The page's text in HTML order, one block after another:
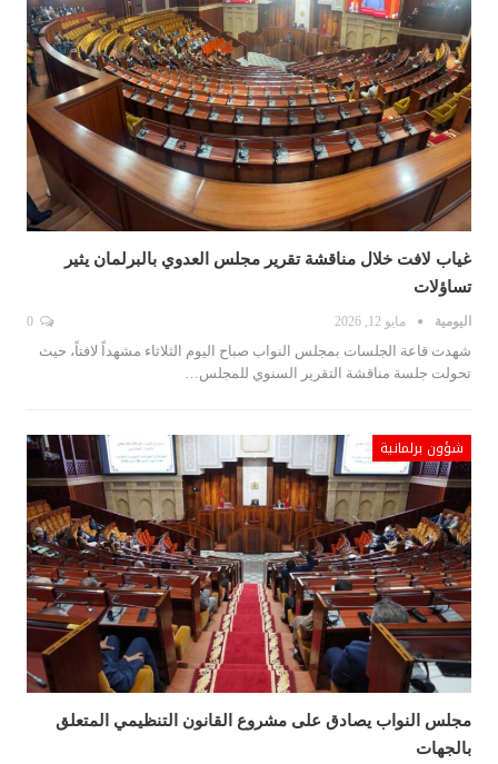
غياب لافت خلال مناقشة تقرير مجلس العدوي بالبرلمان يثير
تساؤلات
اليومية مايو 12, 2026
شهدت قاعة الجلسات بمجلس النواب صباح اليوم الثلاثاء مشهداً لافتاً، حيث
تحولت جلسة مناقشة التقرير السنوي للمجلس…
شؤون برلمانية
مجلس النواب يصادق على مشروع القانون التنظيمي المتعلق
بالجهات